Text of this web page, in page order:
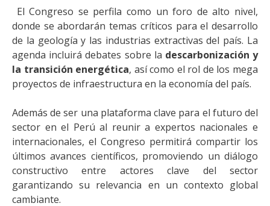
El Congreso se perfila como un foro de alto nivel,
donde se abordarán temas críticos para el desarrollo
de la geología y las industrias extractivas del país. La
agenda incluirá debates sobre la descarbonización y
la transición energética, así como el rol de los mega
proyectos de infraestructura en la economía del país.
Además de ser una plataforma clave para el futuro del
sector en el Perú al reunir a expertos nacionales e
internacionales, el Congreso permitirá compartir los
últimos avances científicos, promoviendo un diálogo
constructivo entre actores clave del sector
garantizando su relevancia en un contexto global
cambiante.